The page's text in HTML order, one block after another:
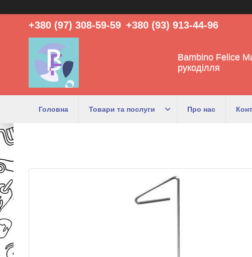
+380 (97) 308-59-59 +380 (93) 913-44-96
Bambino Felice
рукоділля
Головна Товари та послуги Про нас